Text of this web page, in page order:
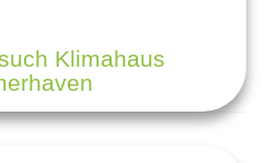
Klimahaus